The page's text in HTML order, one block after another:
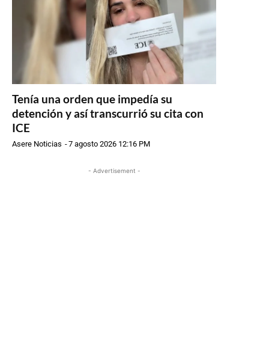
Tenía una orden que impedía su
detención y así transcurrió su cita con
ICE
Asere Noticias -7 agosto 2026 12:16 PM
- Advertisement -